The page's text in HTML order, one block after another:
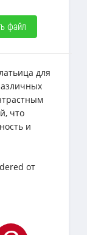
файл
для
что
и
от